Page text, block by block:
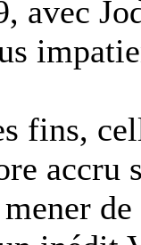
avec
fins,
accru